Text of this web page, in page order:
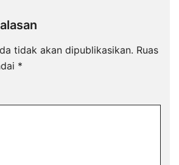
tidak akan dipublikasikan. Ruas
*